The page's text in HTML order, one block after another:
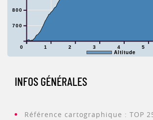
0 1 2 3 4 5
700
800
Altitude
INFOS GÉNÉRALES
Référence cartographique : TOP